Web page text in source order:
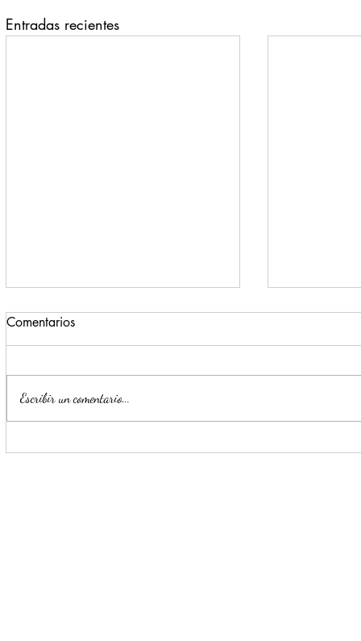
Entradas recientes
Convierten a Escobedo en
Planta
Comentarios
Escribir un comentario...